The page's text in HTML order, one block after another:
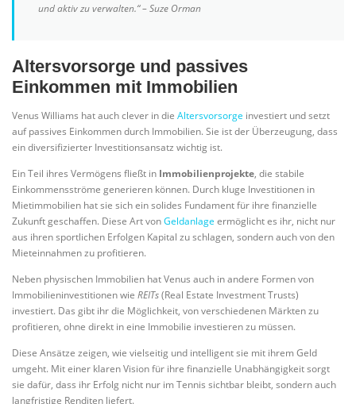
und aktiv zu verwalten.“ – Suze Orman
Altersvorsorge und passives
Einkommen mit Immobilien
Venus Williams hat auch clever in die Altersvorsorge investiert und setzt
auf passives Einkommen durch Immobilien. Sie ist der Überzeugung, dass
ein diversifizierter Investitionsansatz wichtig ist.
Ein Teil ihres Vermögens fließt in Immobilienprojekte, die stabile
Einkommensströme generieren können. Durch kluge Investitionen in
Mietimmobilien hat sie sich ein solides Fundament für ihre finanzielle
Zukunft geschaffen. Diese Art vonGeldanlage ermöglicht es ihr, nicht nur
aus ihren sportlichen Erfolgen Kapital zu schlagen, sondern auch von den
Mieteinnahmen zu profitieren.
Neben physischen Immobilien hat Venus auch in andere Formen von
Immobilieninvestitionen wie REITs(Real Estate Investment Trusts)
investiert. Das gibt ihr die Möglichkeit, von verschiedenen Märkten zu
profitieren, ohne direkt in eine Immobilie investieren zu müssen.
Diese Ansätze zeigen, wie vielseitig und intelligent sie mit ihrem Geld
umgeht. Mit einer klaren Vision für ihre finanzielle Unabhängigkeit sorgt
sie dafür, dass ihr Erfolg nicht nur im Tennis sichtbar bleibt, sondern auch
langfristige Renditen liefert.